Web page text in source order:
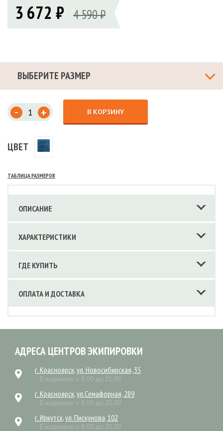
3 672 ₽ 4 590 ₽
ВЫБЕРИТЕ РАЗМЕР
- + В КОРЗИНУ
ЦВЕТ
ТАБЛИЦА РАЗМЕРОВ
ОПИСАНИЕ
ХАРАКТЕРИСТИКИ
ГДЕ КУПИТЬ
ОПЛАТА И ДОСТАВКА
АДРЕСА ЦЕНТРОВ ЭКИПИРОВКИ
г. Красноярск, ул. Новосибирская, 35
Ежедневно с 9.00 до 21.00
г. Красноярск, ул.Семафорная, 289
Ежедневно с 9.00 до 20.00
г. Иркутск, ул. Пискунова, 102
Ежедневно с 9.00 до 20.00